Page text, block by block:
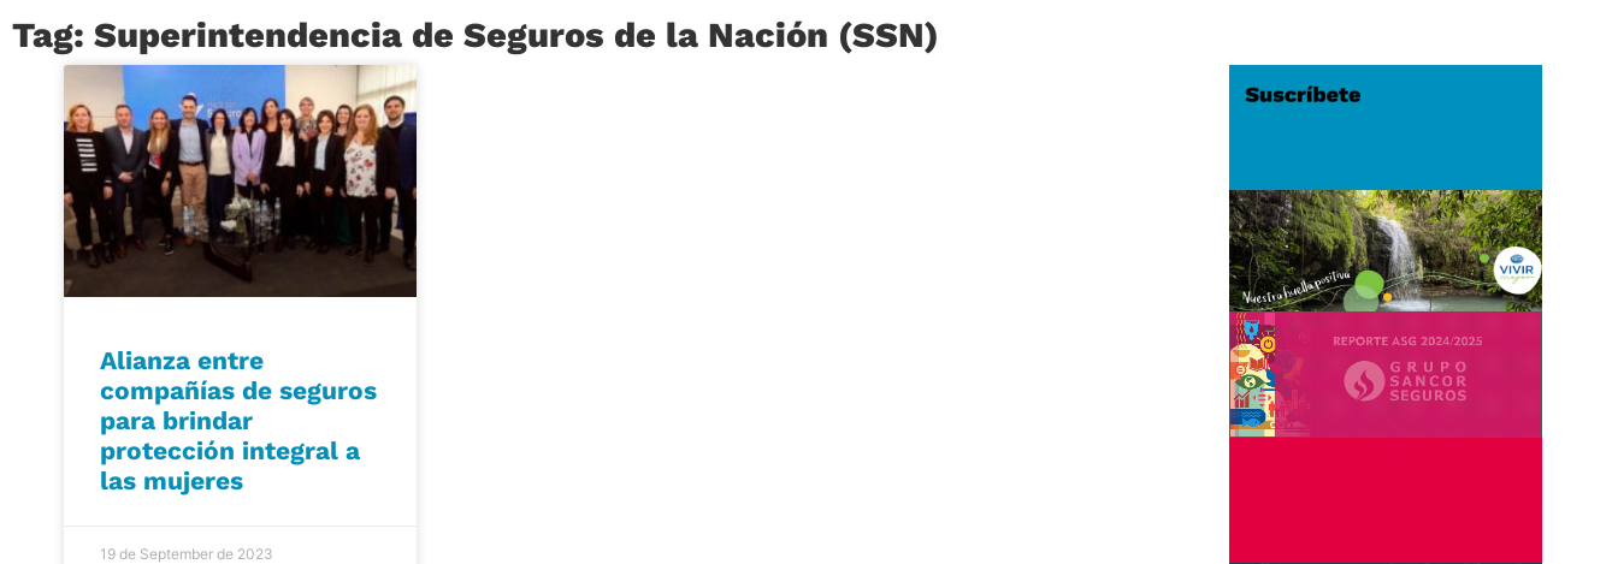
Tag: Superintendencia de Seguros de la Nación (SSN)
Alianza entre
compañías de seguros
para brindar
protección integral a
las mujeres
19 de September de 2023